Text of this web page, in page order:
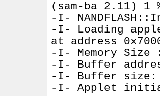
(sam-ba_2.11) 1
-I-
-I- Loading
at address
-I- Memory Size
-I- Buffer
-I- Buffer size:
-I- Applet